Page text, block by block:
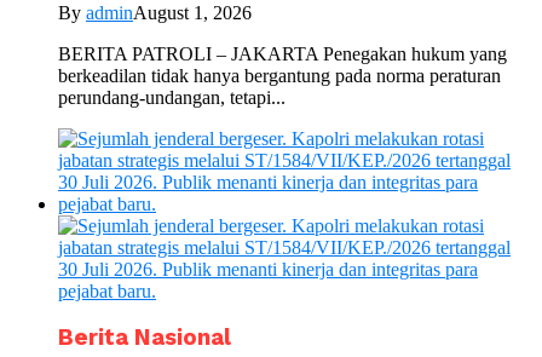
By adminAugust 1, 2026
BERITA PATROLI – JAKARTA Penegakan hukum yang
berkeadilan tidak hanya bergantung pada norma peraturan
perundang-undangan, tetapi...
Berita Nasional